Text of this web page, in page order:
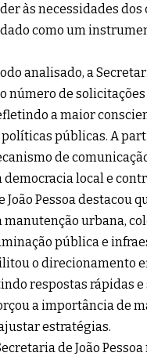
às necessidades
como um
analisado, a
número de
a maior
públicas. A
de
democracia local e
João Pessoa destacou
manutenção urbana,
pública e
o direcionamento
respostas rápidas
a importância de
estratégias.
de João